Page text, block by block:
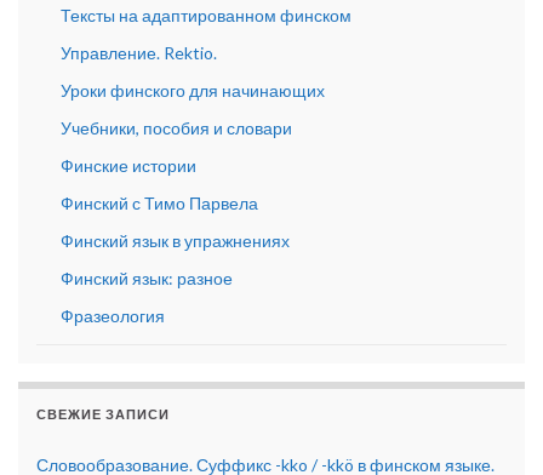
Тексты на адаптированном финском
Управление. Rektio.
Уроки финского для начинающих
Учебники, пособия и словари
Финские истории
Финский с Тимо Парвела
Финский язык в упражнениях
Финский язык: разное
Фразеология
СВЕЖИЕ ЗАПИСИ
Словообразование. Суффикс -kko / -kkö в финском языке.